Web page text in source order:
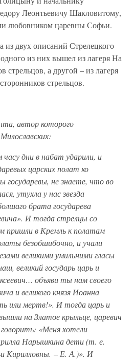
Леонтьевичу Шакловитому,
любовником царевны Софьи.
двух описаний Стрелецкого
из них вышел из лагеря На
а другой – из лагеря
стрельцов.
автор которого
дни в набат ударили, и
царских полат ко
не знаете, что во
утухла у нас звезда
брата государева
И тогда стрелцы со
пришли в Кремль к полатам
безобшибочно, и учали
великими умильними гласы
великий государь царь и
объяви ты нам своего
и великого князя Иоанна
или мертв!». И тогда царь и
на Златое крыльце, царевич
«Меня хотели
Нарышкина дети (т. е.
Кирилловны. – Е. А.)». И